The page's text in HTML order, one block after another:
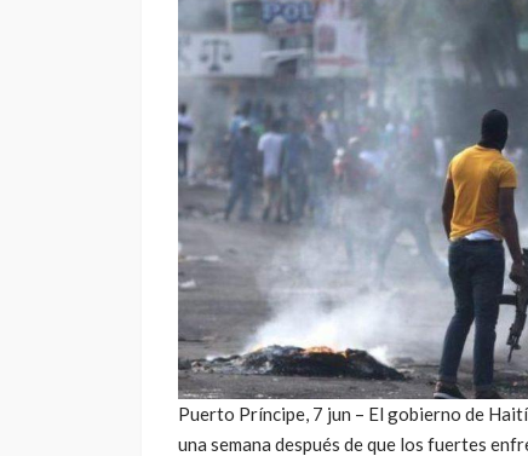
Puerto Príncipe, 7 jun – El gobierno de
una semana después de que los fuertes